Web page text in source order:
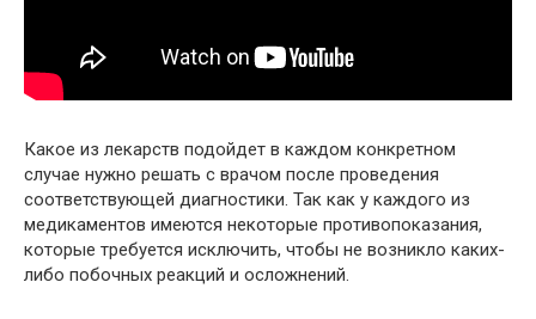
Какое из лекарств подойдет в каждом конкретном
случае нужно решать с врачом после проведения
соответствующей диагностики. Так как у каждого из
медикаментов имеются некоторые противопоказания,
которые требуется исключить, чтобы не возникло каких-
либо побочных реакций и осложнений.